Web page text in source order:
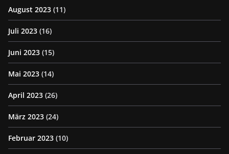
August 2023 (11)
Juli 2023 (16)
Juni 2023 (15)
Mai 2023 (14)
April 2023 (26)
März 2023 (24)
Februar 2023 (10)